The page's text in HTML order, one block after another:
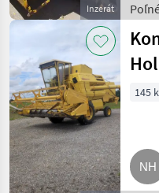
Inzerát
145